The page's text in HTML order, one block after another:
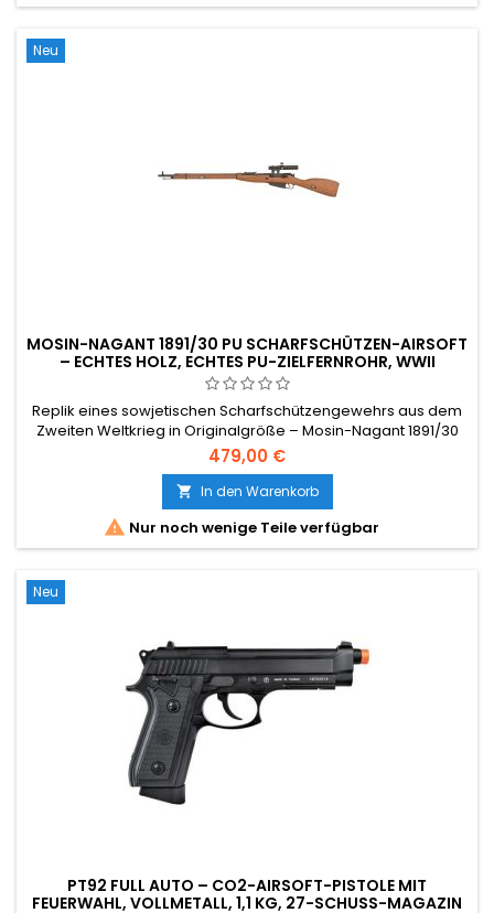
Neu
MOSIN-NAGANT 1891/30 PU SCHARFSCHÜTZEN-AIRSOFT
– ECHTES HOLZ, ECHTES PU-ZIELFERNROHR, WWII
Replik eines sowjetischen Scharfschützengewehrs aus dem
Zweiten Weltkrieg in Originalgröße – Mosin-Nagant 1891/30
mit dem legendären PU-Zielfernrohr. Schaft aus echtem Holz,
Mechanik komplett aus Metall, 1240 mm lang und ein
authentisches Gewicht von 4,24 kg. Federbetätigter
Repetierverschluss, ~340 FPS / 1,07 J, wird mit 4
Messingpatronenmagazinen...
479,00 €
 In den Warenkorb
 Nur noch wenige Teile verfügbar
Neu
PT92 FULL AUTO – CO2-AIRSOFT-PISTOLE MIT
FEUERWAHL, VOLLMETALL, 1,1 KG, 27-SCHUSS-MAGAZIN